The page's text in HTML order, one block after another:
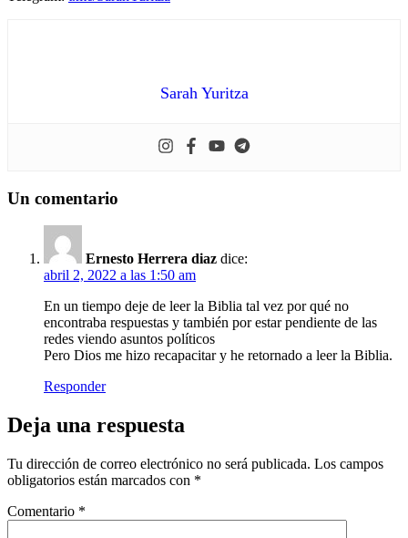
Sarah Yuritza
Un comentario
Ernesto Herrera diaz dice:
abril 2, 2022 a las 1:50 am
En un tiempo deje de leer la Biblia tal vez por qué no
encontraba respuestas y también por estar pendiente de las
redes viendo asuntos políticos
Pero Dios me hizo recapacitar y he retornado a leer la Biblia.
Responder
Deja una respuesta
Tu dirección de correo electrónico no será publicada. Los campos
obligatorios están marcados con *
Comentario *